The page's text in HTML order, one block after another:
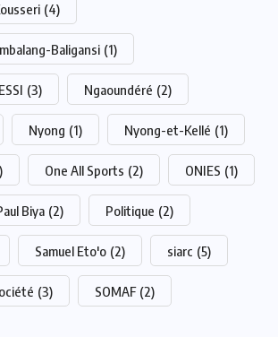
(4)
Baligansi (1)
(3) Ngaoundéré (2)
Nyong (1) Nyong-et-Kellé (1)
One All Sports (2) ONIES (1)
Biya (2) Politique (2)
Samuel Eto'o (2) siarc (5)
(3) SOMAF (2)